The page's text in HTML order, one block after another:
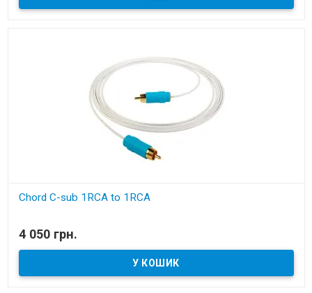
Chord C-sub 1RCA to 1RCA
сабвуферний кабель
4 050 грн.